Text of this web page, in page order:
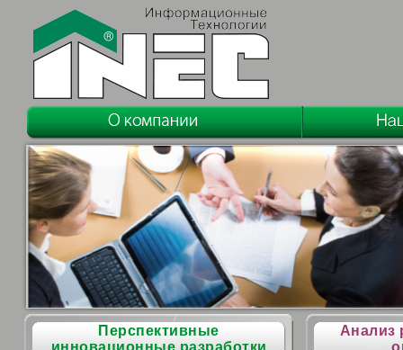
Перспективные
инновационные разработки
Анализ